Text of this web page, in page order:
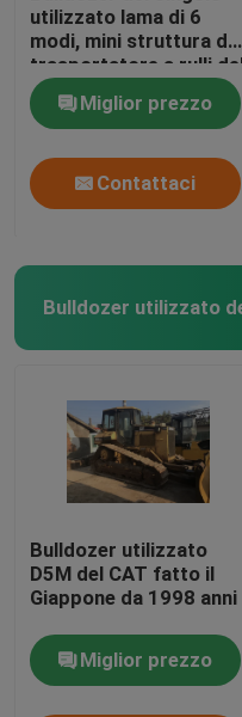
utilizzato lama di 6
modi, mini struttura del
trasportatore a rulli
bulldozer 5 di
Mitsubishi BD2G
Miglior prezzo
Contattaci
Bulldozer utilizzato
Bulldozer utilizzato
D5M del CAT fatto il
Giappone da 1998 anni
Miglior prezzo